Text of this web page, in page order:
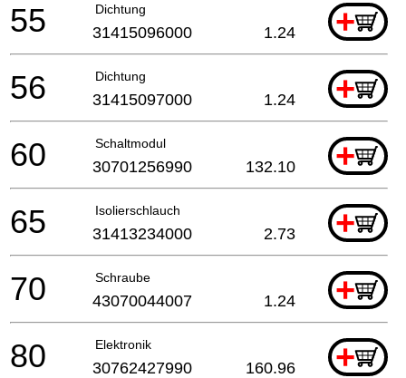
Dichtung +
55 31415096000 1.24
Dichtung +
56 31415097000 1.24
Schaltmodul +
60 30701256990 132.10
Isolierschlauch +
65 31413234000 2.73
Schraube +
70 43070044007 1.24
Elektronik +
80 30762427990 160.96